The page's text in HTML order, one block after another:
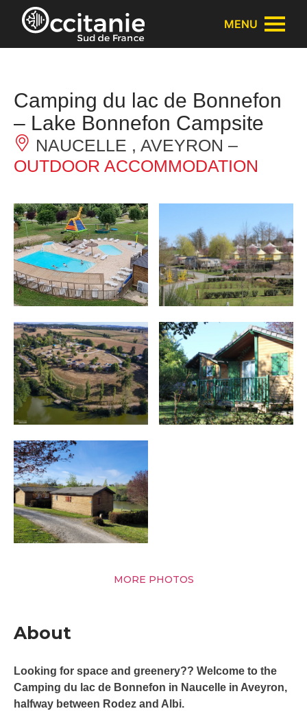
Cookies management panel
MENU
Camping du lac de Bonnefon
– Lake Bonnefon Campsite
NAUCELLE , AVEYRON –
OUTDOOR ACCOMMODATION
MORE PHOTOS
About
Looking for space and greenery?? Welcome to the
Camping du lac de Bonnefon in Naucelle in Aveyron,
halfway between Rodez and Albi.